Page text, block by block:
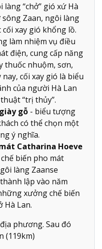
làng “chở” gió xứ Hà
Zaan, ngôi làng
xay gió khổng lồ.
làm nhiệm vụ điều
điện, cung cấp năng
thuốc nhuộm, sơn,
cối xay gió là biểu
của người Hà Lan
“trị thủy”.
gỗ - biểu tượng
có thể chọn một
ý nghĩa.
Catharina Hoeve
biến pho mát
làng Zaanse
lập vào năm
xưởng chế biến
Hà Lan.
phương. Sau đó
(119km)